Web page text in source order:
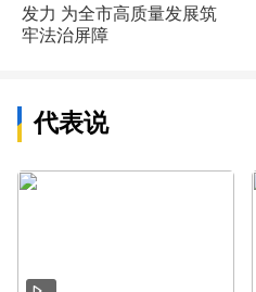
发力 为全市高质量发展筑
牢法治屏障
代表说